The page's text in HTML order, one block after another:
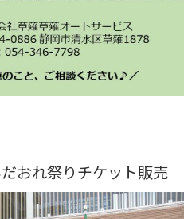
おれ祭りチケット販売